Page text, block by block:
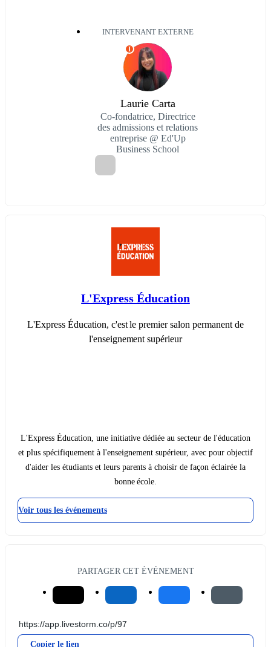
INTERVENANT EXTERNE
I
Laurie Carta
Co-fondatrice, Directrice
des admissions et relations
entreprise @ Ed'Up
Business School
L'Express Éducation
L'Express Éducation, c'est le premier salon permanent de
l'enseignement supérieur
L'Express Éducation, une initiative dédiée au secteur de l'éducation
et plus spécifiquement à l'enseignement supérieur, avec pour objectif
d'aider les étudiants et leurs parents à choisir de façon éclairée la
bonne école.
Voir tous les événements
PARTAGER CET ÉVÉNEMENT
Copier le lien